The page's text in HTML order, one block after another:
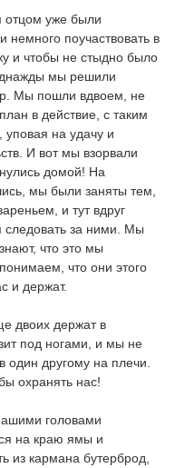
уже были
поучаствовать в
и чтобы не стыдно было
мы решили
Мы пошли вдвоем, не
в действие, с таким
уповая на удачу и
И вот мы взорвали
домой! На
мы были заняты тем,
и тут вдруг
следовать за ними. Мы
что это мы
что они этого
и держат.
держат в
под ногами, и мы не
один другому на плечи.
охранять нас!
головами
на краю ямы и
из кармана бутерброд,